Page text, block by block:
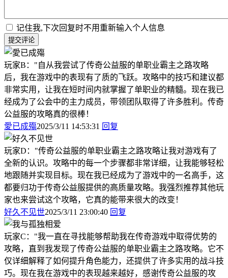
记住我,下次回复时不用重新输入个人信息
提交评论
玩家B："自从我尝试了传奇公益服的单职业霸主之路攻略
后，我在游戏中的表现有了质的飞跃。攻略中的技巧和建议都
非常实用，让我在短时间内就掌握了单职业的精髓。现在我已
经成为了公会中的主力成员，带领团队取得了许多胜利。传奇
公益服的攻略真的很棒！
愛已成殤2025/3/11 14:53:31 回复
玩家D："传奇公益服的单职业霸主之路攻略让我对游戏有了
全新的认识。攻略中的每一个步骤都非常详细，让我能够轻松
地跟随并实现目标。现在我已经成为了游戏中的一名高手，这
都要归功于传奇公益服提供的高质量攻略。我强烈推荐其他玩
家也来尝试这个攻略，它真的能带来很大的改变！
好久不见世2025/3/11 23:00:40 回复
玩家C："我一直在寻找能够帮助我在传奇游戏中取得优势的
攻略，直到我发现了传奇公益服的单职业霸主之路攻略。它不
仅详细解释了如何提升角色能力，还提供了许多实用的战斗技
巧。现在我在游戏中的表现越来越好，感谢传奇公益服的攻